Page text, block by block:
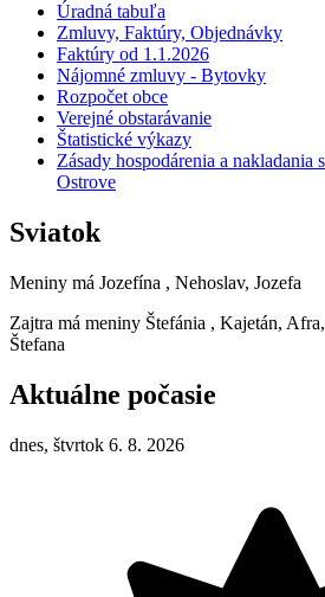
Úradná tabuľa
Zmluvy, Faktúry, Objednávky
Faktúry od 1.1.2026
Nájomné zmluvy - Bytovky
Rozpočet obce
Verejné obstarávanie
Štatistické výkazy
Zásady hospodárenia a nakladania
Ostrove
Sviatok
Meniny má Jozefína , Nehoslav, Jozefa
Zajtra má meniny Štefánia , Kajetán,
Štefana
Aktuálne počasie
dnes, štvrtok 6. 8. 2026